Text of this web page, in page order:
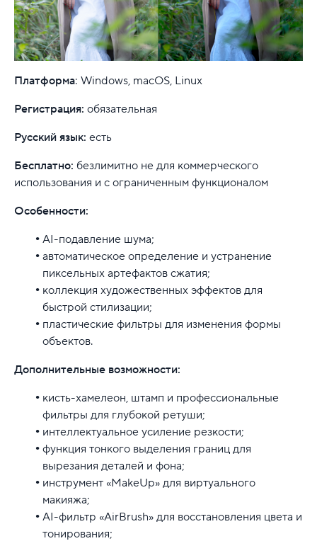
Платформа: Windows, macOS, Linux
Регистрация: обязательная
Русский язык: есть
Бесплатно: безлимитно не для коммерческого
использования и с ограниченным функционалом
Особенности:
AI-подавление шума;
автоматическое определение и устранение
пиксельных артефактов сжатия;
коллекция художественных эффектов для
быстрой стилизации;
пластические фильтры для изменения формы
объектов.
Дополнительные возможности:
кисть-хамелеон, штамп и профессиональные
фильтры для глубокой ретуши;
интеллектуальное усиление резкости;
функция тонкого выделения границ для
вырезания деталей и фона;
инструмент «MakeUp» для виртуального
макияжа;
AI-фильтр «AirBrush» для восстановления цвета и
тонирования;